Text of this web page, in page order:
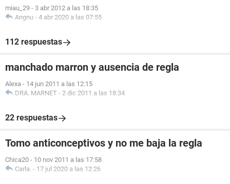
miau_29 - 3 abr 2012 a las 18:35
Angnu - 4 abr 2020 a las 07:55
112 respuestas
manchado marron y ausencia de regla
Alexa - 14 jun 2011 a las 12:15
DRA. MARNET - 2 dic 2011 a las 18:34
22 respuestas
Tomo anticonceptivos y no me baja la regla
Chica20 - 10 nov 2011 a las 17:58
Carla. - 17 jul 2020 a las 12:26